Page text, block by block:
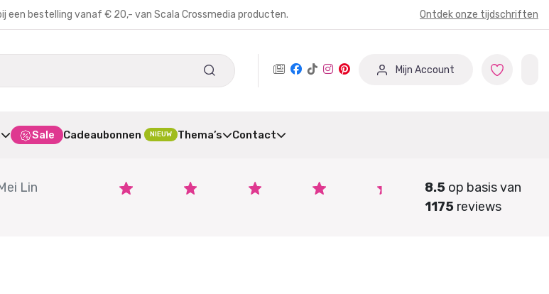
een bestelling vanaf € 20,- van Scala Crossmedia producten. Ontdek onze tijdschriften
Mijn Account
Sale Cadeaubonnen NIEUW Thema’s Contact
Lin 8.5op basis van
1175reviews